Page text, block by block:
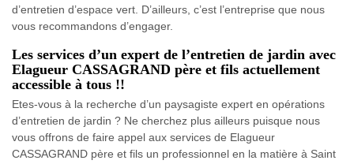
d’entretien d’espace vert. D’ailleurs, c’est l’entreprise que nous
vous recommandons d’engager.
Les services d’un expert de l’entretien de jardin avec
Elagueur CASSAGRAND père et fils actuellement
accessible à tous !!
Etes-vous à la recherche d’un paysagiste expert en opérations
d’entretien de jardin ? Ne cherchez plus ailleurs puisque nous
vous offrons de faire appel aux services de Elagueur
CASSAGRAND père et fils un professionnel en la matière à Saint